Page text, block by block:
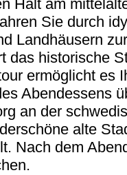
Halt am
Sie durch
Landhäusern
das historische
ermöglicht es
Abendessens
an der
alte
Nach dem